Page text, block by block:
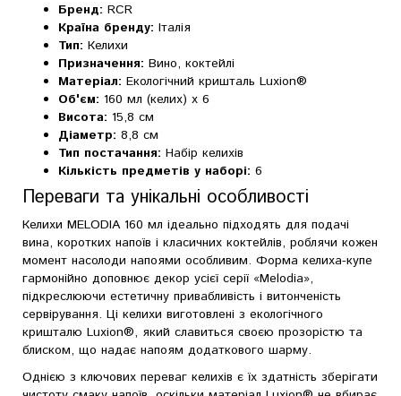
Бренд: RCR
Країна бренду: Італія
Тип: Келихи
Призначення: Вино, коктейлі
Матеріал: Екологічний кришталь Luxion®
Об'єм: 160 мл (келих) x 6
Висота: 15,8 см
Діаметр: 8,8 см
Тип постачання: Набір келихів
Кількість предметів у наборі: 6
Переваги та унікальні особливості
Келихи MELODIA 160 мл ідеально підходять для подачі
вина, коротких напоїв і класичних коктейлів, роблячи кожен
момент насолоди напоями особливим. Форма келиха-купе
гармонійно доповнює декор усієї серії «Melodia»,
підкреслюючи естетичну привабливість і витонченість
сервірування. Ці келихи виготовлені з екологічного
кришталю Luxion®, який славиться своєю прозорістю та
блиском, що надає напоям додаткового шарму.
Однією з ключових переваг келихів є їх здатність зберігати